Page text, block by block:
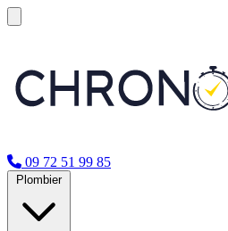
09 72 51 99 85
Plombier